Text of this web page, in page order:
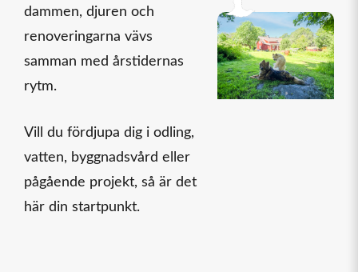
dammen, djuren och
renoveringarna vävs
samman med årstidernas
rytm.
Vill du fördjupa dig i odling,
vatten, byggnadsvård eller
pågående projekt, så är det
här din startpunkt.